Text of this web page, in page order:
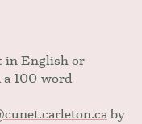
in English or
a 100-word
by